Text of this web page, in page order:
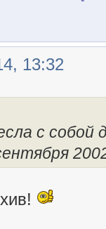
13:32
с собой